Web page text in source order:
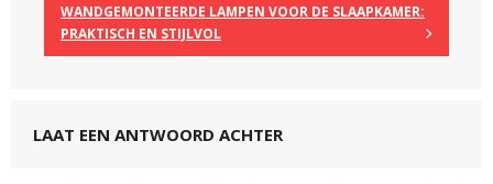
WANDGEMONTEERDE LAMPEN VOOR DE SLAAPKAMER:
PRAKTISCH EN STIJLVOL
LAAT EEN ANTWOORD ACHTER